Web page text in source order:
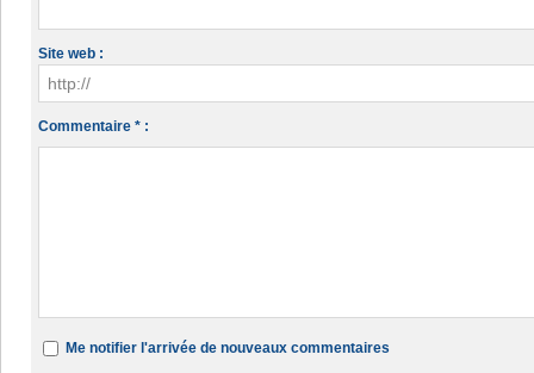
Site web :
Commentaire * :
Me notifier l'arrivée de nouveaux commentaires